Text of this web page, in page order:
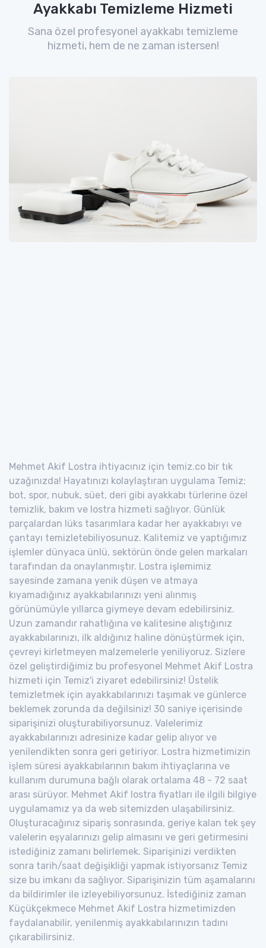
Ayakkabı Temizleme Hizmeti
Sana özel profesyonel ayakkabı temizleme
hizmeti, hem de ne zaman istersen!
Mehmet Akif Lostra ihtiyacınız için temiz.co bir tık
uzağınızda! Hayatınızı kolaylaştıran uygulama Temiz;
bot, spor, nubuk, süet, deri gibi ayakkabı türlerine özel
temizlik, bakım ve lostra hizmeti sağlıyor. Günlük
parçalardan lüks tasarımlara kadar her ayakkabıyı ve
çantayı temizletebiliyosunuz. Kalitemiz ve yaptığımız
işlemler dünyaca ünlü, sektörün önde gelen markaları
tarafından da onaylanmıştır. Lostra işlemimiz
sayesinde zamana yenik düşen ve atmaya
kıyamadığınız ayakkabılarınızı yeni alınmış
görünümüyle yıllarca giymeye devam edebilirsiniz.
Uzun zamandır rahatlığına ve kalitesine alıştığınız
ayakkabılarınızı, ilk aldığınız haline dönüştürmek için,
çevreyi kirletmeyen malzemelerle yeniliyoruz. Sizlere
özel geliştirdiğimiz bu profesyonel Mehmet Akif Lostra
hizmeti için Temiz'i ziyaret edebilirsiniz! Üstelik
temizletmek için ayakkabılarınızı taşımak ve günlerce
beklemek zorunda da değilsiniz! 30 saniye içerisinde
siparişinizi oluşturabiliyorsunuz. Valelerimiz
ayakkabılarınızı adresinize kadar gelip alıyor ve
yenilendikten sonra geri getiriyor. Lostra hizmetimizin
işlem süresi ayakkabılarının bakım ihtiyaçlarına ve
kullanım durumuna bağlı olarak ortalama 48 - 72 saat
arası sürüyor. Mehmet Akif lostra fiyatları ile ilgili bilgiye
uygulamamız ya da web sitemizden ulaşabilirsiniz.
Oluşturacağınız sipariş sonrasında, geriye kalan tek şey
valelerin eşyalarınızı gelip almasını ve geri getirmesini
istediğiniz zamanı belirlemek. Siparişinizi verdikten
sonra tarih/saat değişikliği yapmak istiyorsanız Temiz
size bu imkanı da sağlıyor. Siparişinizin tüm aşamalarını
da bildirimler ile izleyebiliyorsunuz. İstediğiniz zaman
Küçükçekmece Mehmet Akif Lostra hizmetimizden
faydalanabilir, yenilenmiş ayakkabılarınızın tadını
çıkarabilirsiniz.